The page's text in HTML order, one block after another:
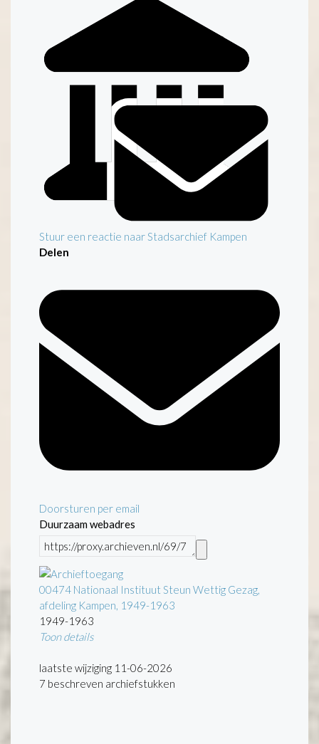
Stuur een reactie naar Stadsarchief Kampen
Delen
Doorsturen per email
Duurzaam webadres
00474 Nationaal Instituut Steun Wettig Gezag,
afdeling Kampen, 1949-1963
1949-1963
Toon details
1949-1963
Omvang:
laatste wijziging 11-06-2026
7 beschreven archiefstukken